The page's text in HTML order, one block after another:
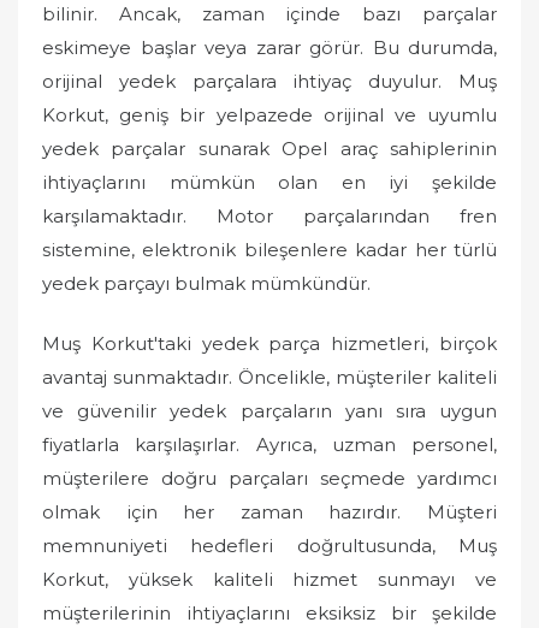
bilinir. Ancak, zaman içinde bazı parçalar
eskimeye başlar veya zarar görür. Bu durumda,
orijinal yedek parçalara ihtiyaç duyulur. Muş
Korkut, geniş bir yelpazede orijinal ve uyumlu
yedek parçalar sunarak Opel araç sahiplerinin
ihtiyaçlarını mümkün olan en iyi şekilde
karşılamaktadır. Motor parçalarından fren
sistemine, elektronik bileşenlere kadar her türlü
yedek parçayı bulmak mümkündür.
Muş Korkut'taki yedek parça hizmetleri, birçok
avantaj sunmaktadır. Öncelikle, müşteriler kaliteli
ve güvenilir yedek parçaların yanı sıra uygun
fiyatlarla karşılaşırlar. Ayrıca, uzman personel,
müşterilere doğru parçaları seçmede yardımcı
olmak için her zaman hazırdır. Müşteri
memnuniyeti hedefleri doğrultusunda, Muş
Korkut, yüksek kaliteli hizmet sunmayı ve
müşterilerinin ihtiyaçlarını eksiksiz bir şekilde